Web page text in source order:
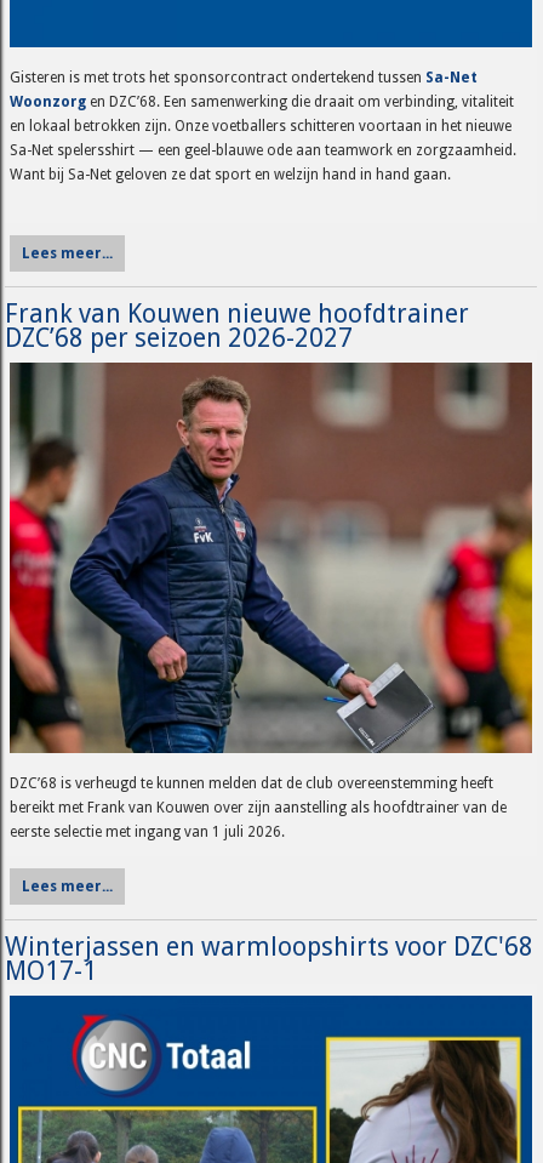
Gisteren is met trots het sponsorcontract ondertekend tussen Sa-Net
Woonzorg en DZC’68. Een samenwerking die draait om verbinding, vitaliteit
en lokaal betrokken zijn. Onze voetballers schitteren voortaan in het nieuwe
Sa-Net spelersshirt — een geel-blauwe ode aan teamwork en zorgzaamheid.
Want bij Sa-Net geloven ze dat sport en welzijn hand in hand gaan.
Lees meer...
Frank van Kouwen nieuwe hoofdtrainer
DZC’68 per seizoen 2026-2027
DZC’68 is verheugd te kunnen melden dat de club overeenstemming heeft
bereikt met Frank van Kouwen over zijn aanstelling als hoofdtrainer van de
eerste selectie met ingang van 1 juli 2026.
Lees meer...
Winterjassen en warmloopshirts voor DZC'68
MO17-1